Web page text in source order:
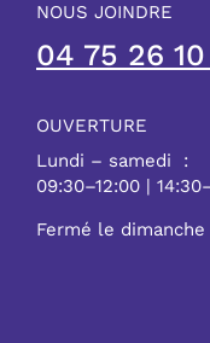
NOUS JOINDRE
04 75 26
OUVERTURE
Lundi – samedi :
09:30–12:00 |
Fermé le dimanche